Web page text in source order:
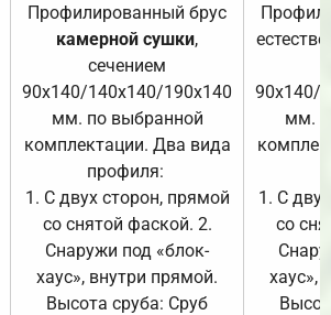
Профилированный брус
камерной сушки,
сечением
90х140/140х140/190х140
мм. по выбранной
комплектации. Два вида
профиля:
1. С двух сторон, прямой
со снятой фаской. 2.
Снаружи под «блок-
хаус», внутри прямой.
Высота сруба: Сруб
90х140/
мм.
1. С
со
хаус»,